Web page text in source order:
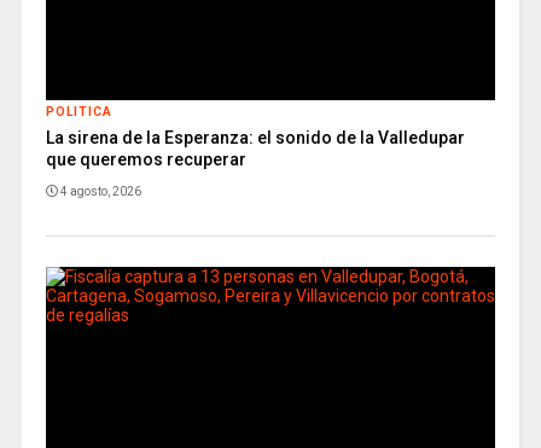
POLITICA
La sirena de la Esperanza: el sonido de la Valledupar
que queremos recuperar
4 agosto, 2026